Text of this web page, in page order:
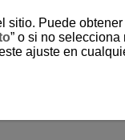
sitio. Puede
” o si no
ajuste en